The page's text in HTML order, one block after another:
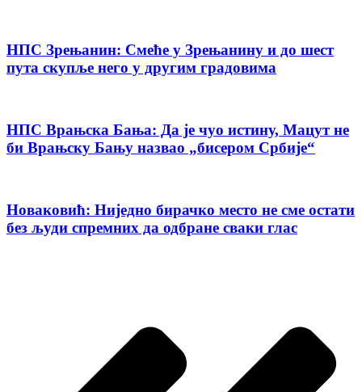
НПС Зрењанин: Смеће у Зрењанину и до шест
пута скупље него у другим градовима
НПС Врањска Бања: Да је чуо истину, Мацут не
би Врањску Бању назвао „бисером Србије“
Новаковић: Ниједно бирачко место не сме остати
без људи спремних да одбране сваки глас